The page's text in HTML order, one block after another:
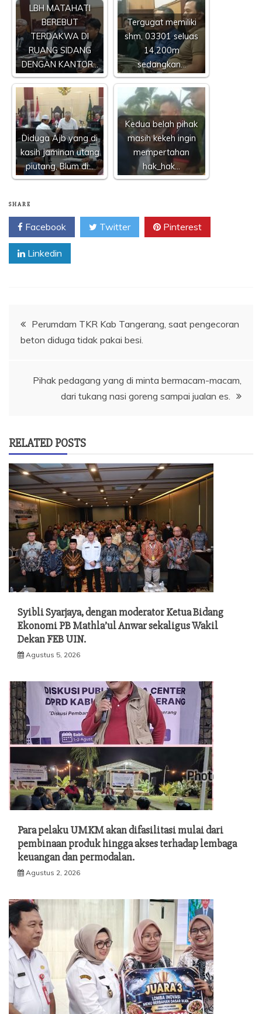
LBH MATAHATI
BEREBUT
TERDAKWA DI
RUANG SIDANG
DENGAN KANTOR…
Tergugat memiliki
shm, 03301 seluas
14,200m
sedangkan…
Diduga Ajb yang di
kasih jaminan utang
piutang, Blum di…
Kedua belah pihak
masih kekeh ingin
mempertahan
hak_hak…
SHARE
Facebook Twitter Pinterest
Linkedin
Navigasi
pos
Perumdam TKR Kab Tangerang, saat pengecoran
beton diduga tidak pakai besi.
Pihak pedagang yang di minta bermacam-macam,
dari tukang nasi goreng sampai jualan es.
RELATED POSTS
Syibli Syarjaya, dengan moderator Ketua Bidang
Ekonomi PB Mathla’ul Anwar sekaligus Wakil
Dekan FEB UIN.
Agustus 5, 2026
Para pelaku UMKM akan difasilitasi mulai dari
pembinaan produk hingga akses terhadap lembaga
keuangan dan permodalan.
Agustus 2, 2026